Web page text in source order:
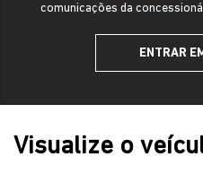
comunicações da
ENTRAR
Visualize o